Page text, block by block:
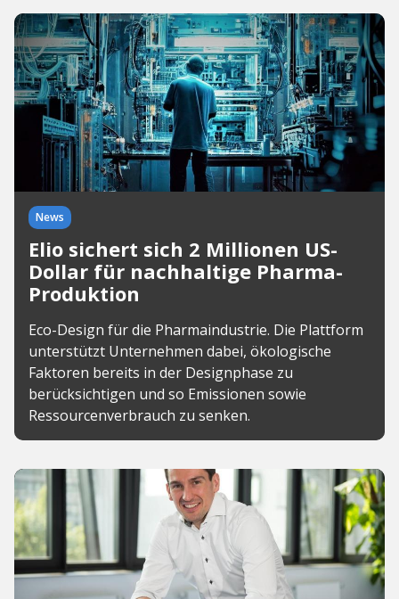
News
Elio sichert sich 2 Millionen US-
Dollar für nachhaltige Pharma-
Produktion
Eco-Design für die Pharmaindustrie. Die Plattform
unterstützt Unternehmen dabei, ökologische
Faktoren bereits in der Designphase zu
berücksichtigen und so Emissionen sowie
Ressourcenverbrauch zu senken.